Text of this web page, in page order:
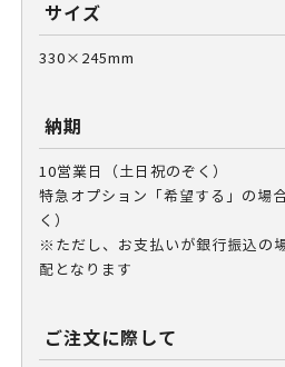
サイズ
330×245mm
納期
10営業日（土日祝のぞく）
特急オプション「希望する」の場
く）
※ただし、お支払いが銀行振込の
配となります
ご注文に際して